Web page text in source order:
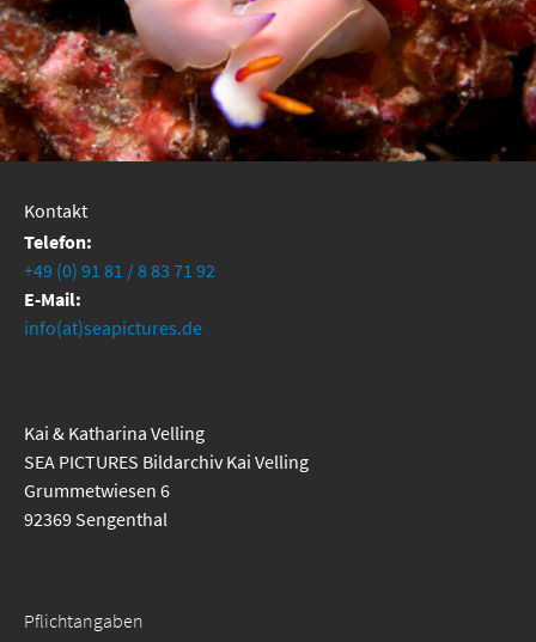
Kontakt
Telefon:
+49 (0) 91 81 / 8 83 71 92
E-Mail:
info(at)seapictures.de
Kai & Katharina Velling
SEA PICTURES Bildarchiv Kai Velling
Grummetwiesen 6
92369 Sengenthal
Pflichtangaben